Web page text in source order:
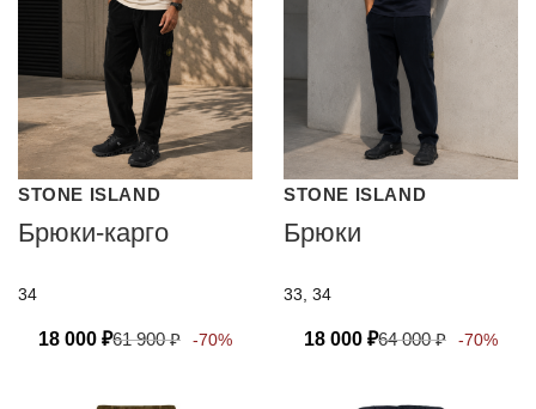
STONE ISLAND
Брюки-карго
34
18 000 ₽61 900₽ -70%
STONE ISLAND
Брюки
33, 34
18 000 ₽64 000₽ -70%